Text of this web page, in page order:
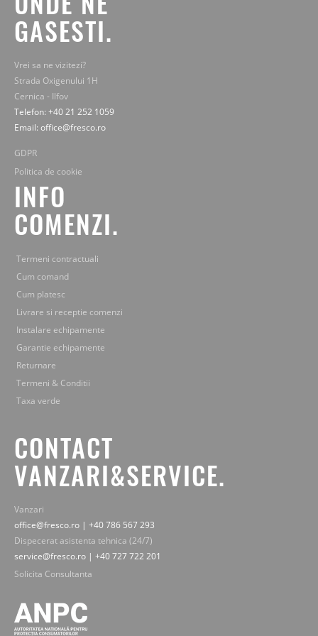
GASESTI.
Vrei sa ne vizitezi?
Strada Oxigenului 1H
Cernica - Ilfov
Telefon: +40 21 252 1059
Email: office@fresco.ro
GDPR
Politica de cookie
INFO
COMENZI.
Termeni contractuali
Cum comand
Cum platesc
Livrare si receptie comenzi
Instalare echipamente
Garantie echipamente
Returnare
Termeni & Conditii
Taxa verde
CONTACT
VANZARI&SERVICE.
Vanzari
office@fresco.ro | +40 786 567 293
Dispecerat asistenta tehnica (24/7)
service@fresco.ro | +40 727 722 201
Solicita Consultanta